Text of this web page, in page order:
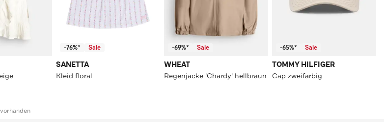
-76%* Sale
SANETTA
Kleid floral
-69%* Sale
WHEAT
Regenjacke 'Chardy' hellbraun
-65%* Sale
TOMMY HILFIGER
Cap zweifarbig